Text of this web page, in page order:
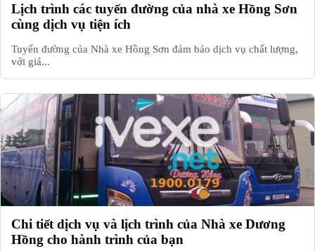
Lịch trình các tuyến đường của nhà xe Hồng Sơn
cùng dịch vụ tiện ích
Tuyến đường của Nhà xe Hồng Sơn đảm bảo dịch vụ chất lượng,
với giá...
Chi tiết dịch vụ và lịch trình của Nhà xe Dương
Hồng cho hành trình của bạn